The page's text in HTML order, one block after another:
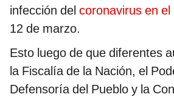
infección del coronavirus en el
12 de marzo.
Esto luego de que diferentes
la Fiscalía de la Nación, el
Defensoría del Pueblo y la